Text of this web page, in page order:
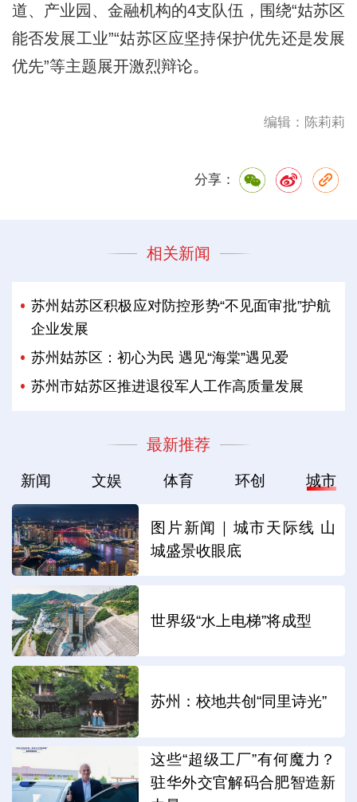
道、产业园、金融机构的4支队伍，围绕“姑苏区
能否发展工业”“姑苏区应坚持保护优先还是发展
优先”等主题展开激烈辩论。
编辑：陈莉莉
分享：
相关新闻
苏州姑苏区积极应对防控形势“不见面审批”护航
企业发展
苏州姑苏区：初心为民 遇见“海棠”遇见爱
苏州市姑苏区推进退役军人工作高质量发展
最新推荐
新闻 文娱 体育 环创 城市
图片新闻｜城市天际线 山
城盛景收眼底
世界级“水上电梯”将成型
苏州：校地共创“同里诗光”
这些“超级工厂”有何魔力？
驻华外交官解码合肥智造新